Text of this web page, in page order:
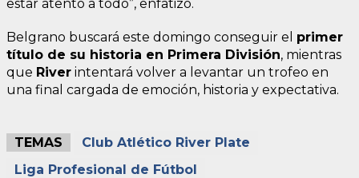
estar atento a todo”, enfatizó.
Belgrano buscará este domingo conseguir el primer
título de su historia en Primera División, mientras
que River intentará volver a levantar un trofeo en
una final cargada de emoción, historia y expectativa.
TEMAS
Club Atlético River Plate
Liga Profesional de Fútbol